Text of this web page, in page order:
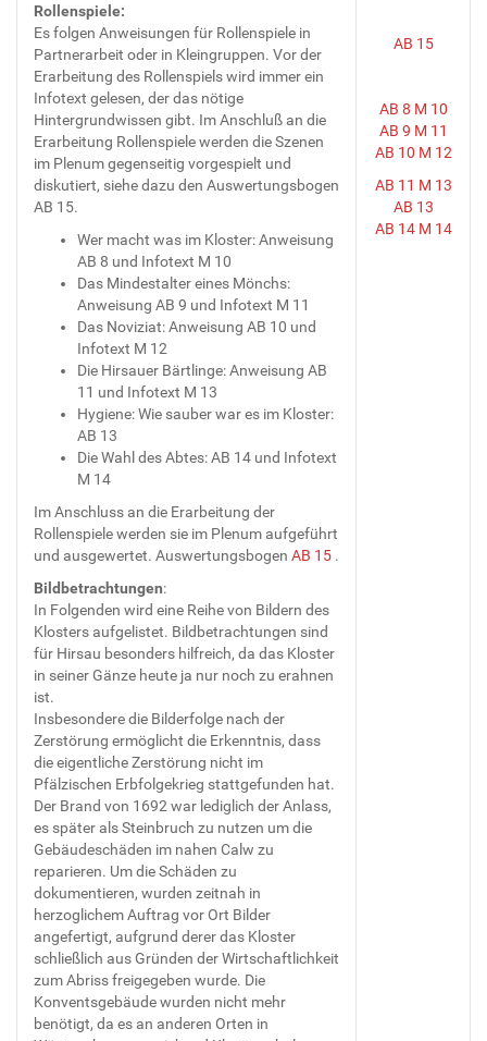
Rollenspiele:
Es folgen Anweisungen für Rollenspiele in
Partnerarbeit oder in Kleingruppen. Vor der
Erarbeitung des Rollenspiels wird immer ein
Infotext gelesen, der das nötige
Hintergrundwissen gibt. Im Anschluß an die
Erarbeitung Rollenspiele werden die Szenen
im Plenum gegenseitig vorgespielt und
diskutiert, siehe dazu den Auswertungsbogen
AB 15.
Wer macht was im Kloster: Anweisung
AB 8 und Infotext M 10
Das Mindestalter eines Mönchs:
Anweisung AB 9 und Infotext M 11
Das Noviziat: Anweisung AB 10 und
Infotext M 12
Die Hirsauer Bärtlinge: Anweisung AB
11 und Infotext M 13
Hygiene: Wie sauber war es im Kloster:
AB 13
Die Wahl des Abtes: AB 14 und Infotext
M 14
Im Anschluss an die Erarbeitung der
Rollenspiele werden sie im Plenum aufgeführt
und ausgewertet. Auswertungsbogen AB 15 .
Bildbetrachtungen:
In Folgenden wird eine Reihe von Bildern des
Klosters aufgelistet. Bildbetrachtungen sind
für Hirsau besonders hilfreich, da das Kloster
in seiner Gänze heute ja nur noch zu erahnen
ist.
Insbesondere die Bilderfolge nach der
Zerstörung ermöglicht die Erkenntnis, dass
die eigentliche Zerstörung nicht im
Pfälzischen Erbfolgekrieg stattgefunden hat.
Der Brand von 1692 war lediglich der Anlass,
es später als Steinbruch zu nutzen um die
Gebäudeschäden im nahen Calw zu
reparieren. Um die Schäden zu
dokumentieren, wurden zeitnah in
herzoglichem Auftrag vor Ort Bilder
angefertigt, aufgrund derer das Kloster
schließlich aus Gründen der Wirtschaftlichkeit
zum Abriss freigegeben wurde. Die
Konventsgebäude wurden nicht mehr
benötigt, da es an anderen Orten in
AB 15
AB 8 M 10
AB 9 M 11
AB 10 M 12
AB 11 M 13
AB 13
AB 14 M 14